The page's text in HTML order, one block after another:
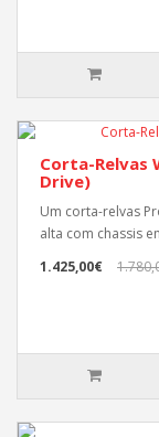
Corta-Relvas
Drive)
Um corta-relvas
alta com chassis
1.425,00€